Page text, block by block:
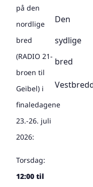
på den
nordlige
bred
(RADIO 21-
broen til
Geibel) i
finaledagene
23.-26. juli
2026:
Torsdag:
12:00 til
Den
sydlige
bred